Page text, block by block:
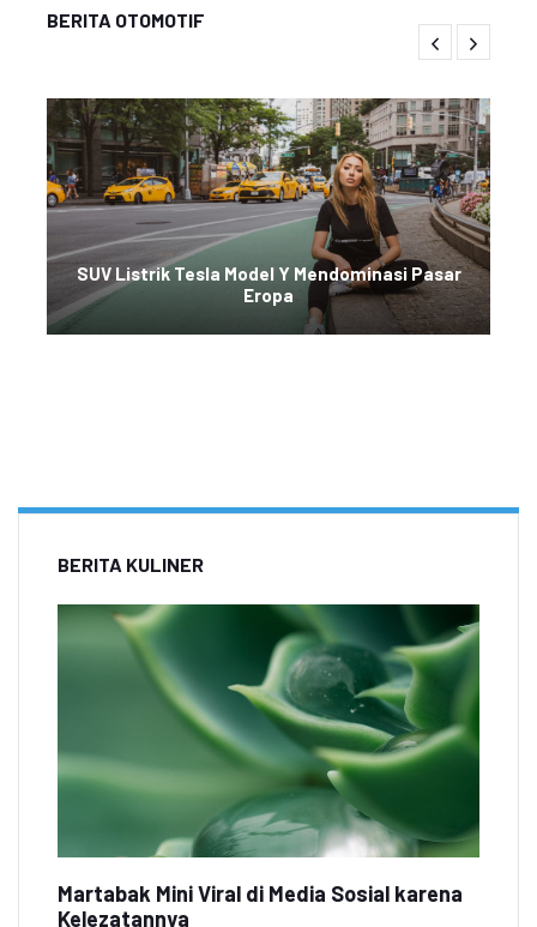
BERITA OTOMOTIF
SUV Listrik Tesla Model Y Mendominasi Pasar
Eropa
BERITA KULINER
Martabak Mini Viral di Media Sosial karena
Kelezatannya